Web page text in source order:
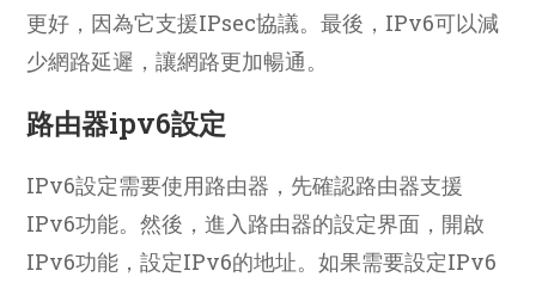
更好，因為它支援IPsec協議。最後，IPv6可以減
少網路延遲，讓網路更加暢通。
路由器ipv6設定
IPv6設定需要使用路由器，先確認路由器支援
IPv6功能。然後，進入路由器的設定界面，開啟
IPv6功能，設定IPv6的地址。如果需要設定IPv6